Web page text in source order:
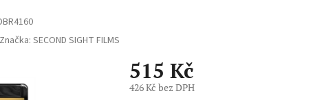
Značka: SECOND SIGHT FILMS
515 Kč
426 Kč bez DPH